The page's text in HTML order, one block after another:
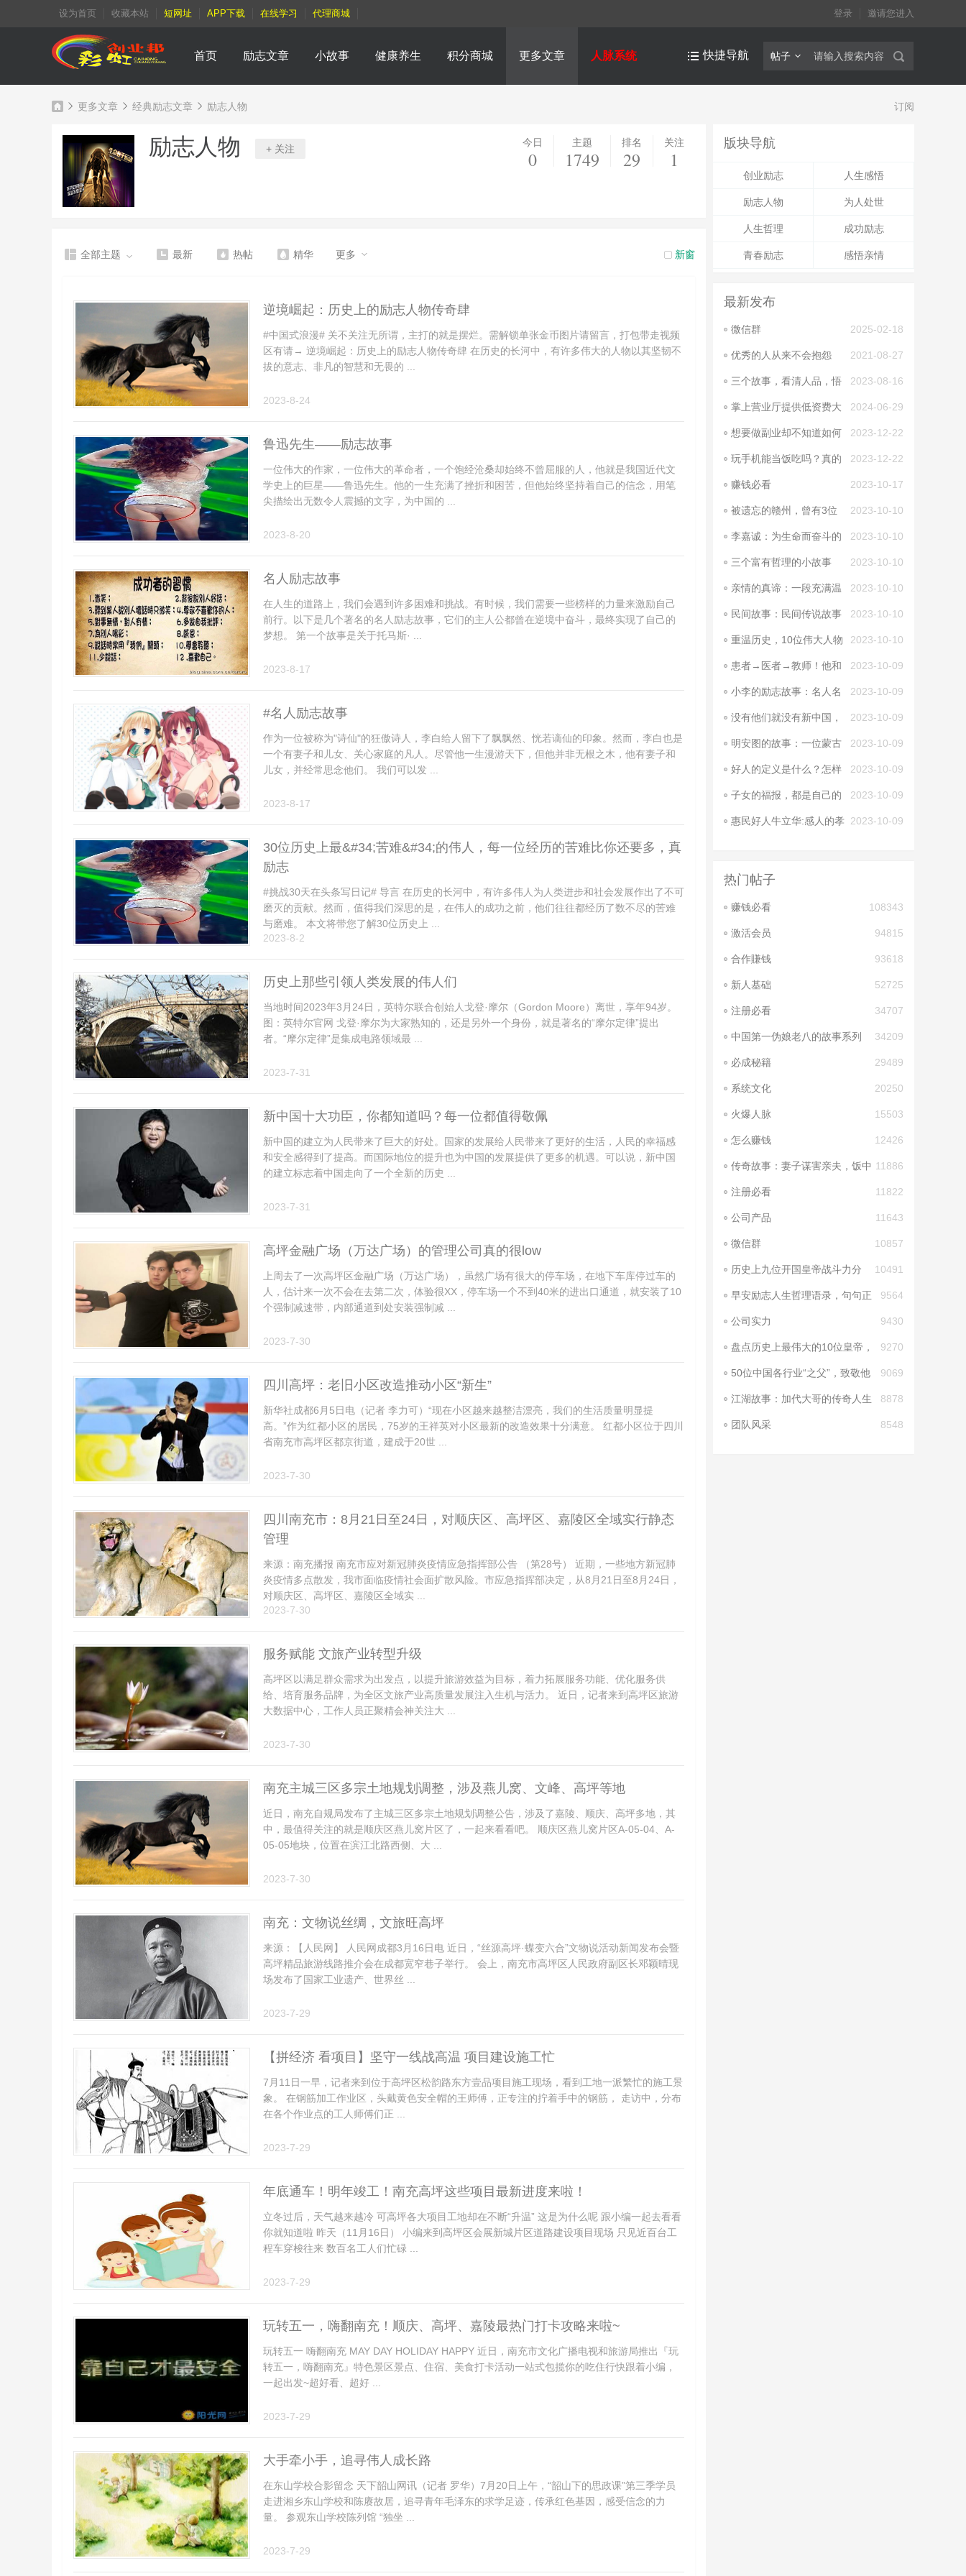
设为首页 收藏本站 短网址 APP下载 在线学习 代理商城 登录 邀请您进入
首页 励志文章 小故事 健康养生 积分商城 更多文章 人脉系统 帖子
快捷导航
更多文章 经典励志文章 励志人物 订阅
励志人物 + 关注
今日
0
主题
1749
排名
29
关注
1
全部主题 最新 热帖 精华 更多 新窗
逆境崛起：历史上的励志人物传奇肆
#中国式浪漫# 关不关注无所谓，主打的就是摆烂。需解锁单张金币图片请留言，打包带走视频
区有请→ 逆境崛起：历史上的励志人物传奇肆 在历史的长河中，有许多伟大的人物以其坚韧不
拔的意志、非凡的智慧和无畏的 ...
2023-8-24
鲁迅先生——励志故事
一位伟大的作家，一位伟大的革命者，一个饱经沧桑却始终不曾屈服的人，他就是我国近代文
学史上的巨星——鲁迅先生。他的一生充满了挫折和困苦，但他始终坚持着自己的信念，用笔
尖描绘出无数令人震撼的文字，为中国的 ...
2023-8-20
名人励志故事
在人生的道路上，我们会遇到许多困难和挑战。有时候，我们需要一些榜样的力量来激励自己
前行。以下是几个著名的名人励志故事，它们的主人公都曾在逆境中奋斗，最终实现了自己的
梦想。 第一个故事是关于托马斯· ...
2023-8-17
#名人励志故事
作为一位被称为"诗仙"的狂傲诗人，李白给人留下了飘飘然、恍若谪仙的印象。然而，李白也是
一个有妻子和儿女、关心家庭的凡人。尽管他一生漫游天下，但他并非无根之木，他有妻子和
儿女，并经常思念他们。 我们可以发 ...
2023-8-17
30位历史上最&#34;苦难&#34;的伟人，每一位经历的苦难比你还要多，真
励志
#挑战30天在头条写日记# 导言 在历史的长河中，有许多伟人为人类进步和社会发展作出了不可
磨灭的贡献。然而，值得我们深思的是，在伟人的成功之前，他们往往都经历了数不尽的苦难
与磨难。 本文将带您了解30位历史上 ...
2023-8-2
历史上那些引领人类发展的伟人们
当地时间2023年3月24日，英特尔联合创始人戈登·摩尔（Gordon Moore）离世，享年94岁。
图：英特尔官网 戈登·摩尔为大家熟知的，还是另外一个身份，就是著名的“摩尔定律”提出
者。“摩尔定律”是集成电路领域最 ...
2023-7-31
新中国十大功臣，你都知道吗？每一位都值得敬佩
新中国的建立为人民带来了巨大的好处。国家的发展给人民带来了更好的生活，人民的幸福感
和安全感得到了提高。而国际地位的提升也为中国的发展提供了更多的机遇。可以说，新中国
的建立标志着中国走向了一个全新的历史 ...
2023-7-31
高坪金融广场（万达广场）的管理公司真的很low
上周去了一次高坪区金融广场（万达广场），虽然广场有很大的停车场，在地下车库停过车的
人，估计来一次不会在去第二次，体验很XX，停车场一个不到40米的进出口通道，就安装了10
个强制减速带，内部通道到处安装强制减 ...
2023-7-30
四川高坪：老旧小区改造推动小区“新生”
新华社成都6月5日电（记者 李力可）“现在小区越来越整洁漂亮，我们的生活质量明显提
高。”作为红都小区的居民，75岁的王祥英对小区最新的改造效果十分满意。 红都小区位于四川
省南充市高坪区都京街道，建成于20世 ...
2023-7-30
四川南充市：8月21日至24日，对顺庆区、高坪区、嘉陵区全域实行静态
管理
来源：南充播报 南充市应对新冠肺炎疫情应急指挥部公告 （第28号） 近期，一些地方新冠肺
炎疫情多点散发，我市面临疫情社会面扩散风险。市应急指挥部决定，从8月21日至8月24日，
对顺庆区、高坪区、嘉陵区全域实 ...
2023-7-30
服务赋能 文旅产业转型升级
高坪区以满足群众需求为出发点，以提升旅游效益为目标，着力拓展服务功能、优化服务供
给、培育服务品牌，为全区文旅产业高质量发展注入生机与活力。 近日，记者来到高坪区旅游
大数据中心，工作人员正聚精会神关注大 ...
2023-7-30
南充主城三区多宗土地规划调整，涉及燕儿窝、文峰、高坪等地
近日，南充自规局发布了主城三区多宗土地规划调整公告，涉及了嘉陵、顺庆、高坪多地，其
中，最值得关注的就是顺庆区燕儿窝片区了，一起来看看吧。 顺庆区燕儿窝片区A-05-04、A-
05-05地块，位置在滨江北路西侧、大 ...
2023-7-30
南充：文物说丝绸，文旅旺高坪
来源：【人民网】 人民网成都3月16日电 近日，“丝源高坪·蝶变六合”文物说活动新闻发布会暨
高坪精品旅游线路推介会在成都宽窄巷子举行。 会上，南充市高坪区人民政府副区长邓颖晴现
场发布了国家工业遗产、世界丝 ...
2023-7-29
【拼经济 看项目】坚守一线战高温 项目建设施工忙
7月11日一早，记者来到位于高坪区松韵路东方壹品项目施工现场，看到工地一派繁忙的施工景
象。 在钢筋加工作业区，头戴黄色安全帽的王师傅，正专注的拧着手中的钢筋， 走访中，分布
在各个作业点的工人师傅们正 ...
2023-7-29
年底通车！明年竣工！南充高坪这些项目最新进度来啦！
立冬过后，天气越来越冷 可高坪各大项目工地却在不断“升温” 这是为什么呢 跟小编一起去看看
你就知道啦 昨天（11月16日） 小编来到高坪区会展新城片区道路建设项目现场 只见近百台工
程车穿梭往来 数百名工人们忙碌 ...
2023-7-29
玩转五一，嗨翻南充！顺庆、高坪、嘉陵最热门打卡攻略来啦~
玩转五一 嗨翻南充 MAY DAY HOLIDAY HAPPY 近日，南充市文化广播电视和旅游局推出『玩
转五一，嗨翻南充』特色景区景点、住宿、美食打卡活动一站式包揽你的吃住行快跟着小编，
一起出发~超好看、超好 ...
2023-7-29
大手牵小手，追寻伟人成长路
在东山学校合影留念 天下韶山网讯（记者 罗华）7月20日上午，“韶山下的思政课”第三季学员
走进湘乡东山学校和陈赓故居，追寻青年毛泽东的求学足迹，传承红色基因，感受信念的力
量。 参观东山学校陈列馆 “独坐 ...
2023-7-29
版块导航
创业励志 人生感悟
励志人物 为人处世
人生哲理 成功励志
青春励志 感悟亲情
最新发布
2025-02-18
微信群
2021-08-27
优秀的人从来不会抱怨
2023-08-16
三个故事，看清人品，悟
2024-06-29
掌上营业厅提供低资费大
2023-12-22
想要做副业却不知道如何
2023-12-22
玩手机能当饭吃吗？真的
2023-10-17
赚钱必看
2023-10-10
被遗忘的赣州，曾有3位
2023-10-10
李嘉诚：为生命而奋斗的
2023-10-10
三个富有哲理的小故事
2023-10-10
亲情的真谛：一段充满温
2023-10-10
民间故事：民间传说故事
2023-10-10
重温历史，10位伟大人物
2023-10-09
患者→医者→教师！他和
2023-10-09
小李的励志故事：名人名
2023-10-09
没有他们就没有新中国，
2023-10-09
明安图的故事：一位蒙古
2023-10-09
好人的定义是什么？怎样
2023-10-09
子女的福报，都是自己的
2023-10-09
惠民好人牛立华:感人的孝
热门帖子
108343
赚钱必看
94815
激活会员
93618
合作賺钱
52725
新人基础
34707
注册必看
34209
中国第一伪娘老八的故事系列
29489
必成秘籍
20250
系统文化
15503
火爆人脉
12426
怎么赚钱
11886
传奇故事：妻子谋害亲夫，饭中
11822
注册必看
11643
公司产品
10857
微信群
10491
历史上九位开国皇帝战斗力分
9564
早安励志人生哲理语录，句句正
9430
公司实力
9270
盘点历史上最伟大的10位皇帝，
9069
50位中国各行业“之父”，致敬他
8878
江湖故事：加代大哥的传奇人生
8548
团队风采